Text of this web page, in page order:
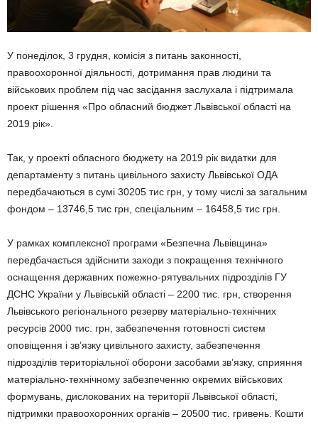
У понеділок, 3 грудня, комісія з питань законності,
правоохоронної діяльності, дотримання прав людини та
військових проблем під час засідання заслухала і підтримала
проект рішення «Про обласний бюджет Львівської області на
2019 рік».
Так, у проекті обласного бюджету на 2019 рік видатки для
департаменту з питань цивільного захисту Львівської ОДА
передбачаються в сумі 30205 тис грн, у тому числі за загальним
фондом – 13746,5 тис грн, спеціальним – 16458,5 тис грн.
У рамках комплексної програми «Безпечна Львівщина»
передбачається здійснити заходи з покращення технічного
оснащення державних пожежно-рятувальних підрозділів ГУ
ДСНС України у Львівській області – 2200 тис. грн, створення
Львівського регіонального резерву матеріально-технічних
ресурсів 2000 тис. грн, забезпечення готовності систем
оповіщення і зв’язку цивільного захисту, забезпечення
підрозділів територіальної оборони засобами зв’язку, сприяння
матеріально-технічному забезпеченню окремих військових
формувань, дислокованих на території Львівської області,
підтримки правоохоронних органів – 20500 тис. гривень. Кошти